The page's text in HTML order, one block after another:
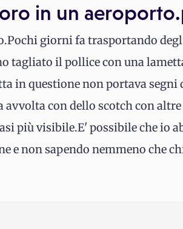
in un
giorni fa trasportando
tagliato il pollice con una
in questione non portava segni
con dello scotch con
più visibile.E' possibile che io
e non sapendo nemmeno che